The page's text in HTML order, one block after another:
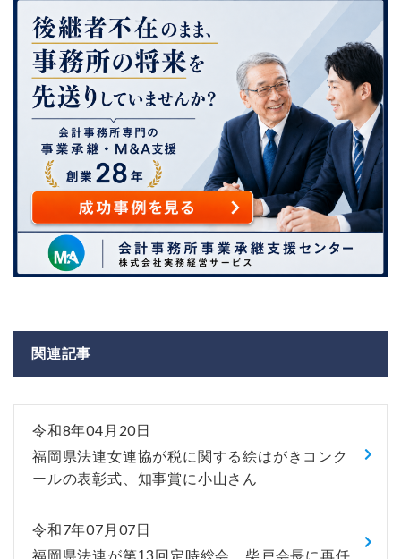
関連記事
令和8年04月20日
福岡県法連女連協が税に関する絵はがきコンク
ールの表彰式、知事賞に小山さん
令和7年07月07日
福岡県法連が第13回定時総会、柴戸会長に再任